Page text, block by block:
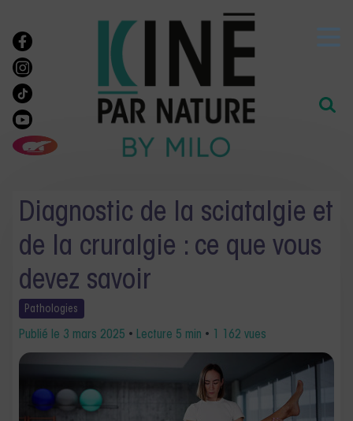
Diagnostic de la sciatalgie et
de la cruralgie : ce que vous
devez savoir
Pathologies
Publié le 3 mars 2025 • Lecture 5 min • 1 162 vues